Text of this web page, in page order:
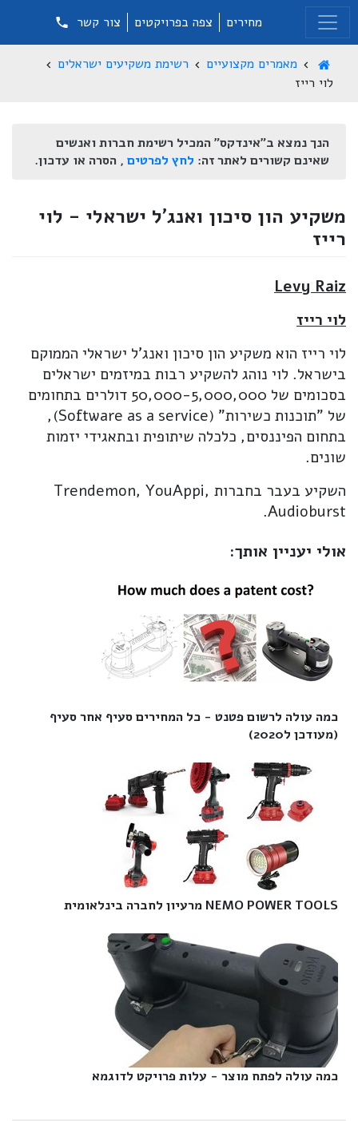
מחירים צפה בפרויקטים צור קשר
מאמרים מקצועיים
רשימת משקיעים ישראלים
לוי רייז
הנך נמצא ב"אינדקס" המכיל רשימת חברות ואנשים
שאינם קשורים לאתר זה: לחץ לפרטים , הסרה או עדכון.
משקיע הון סיכון ואנג'ל ישראלי - לוי
רייז
Levy Raiz
לוי רייז
לוי רייז הוא משקיע הון סיכון ואנג'ל ישראלי הממוקם
בישראל. לוי נוהג להשקיע רבות במיזמים ישראלים
בסכומים של 50,000-5,000,000 דולרים בתחומים
של "תוכנות כשירות" (Software as a service),
בתחום הפיננסים, כלכלה שיתופית ובתאגידי יזמות
שונים.
השקיע בעבר בחברות Trendemon, YouAppi,
Audioburst.
אולי יעניין אותך:
כמה עולה לרשום פטנט - כל המחירים סעיף אחר סעיף
(מעודכן ל2020)‎
NEMO POWER TOOLS מרעיון לחברה בינלאומית‎
כמה עולה לפתח מוצר - עלות פרויקט לדוגמא‎